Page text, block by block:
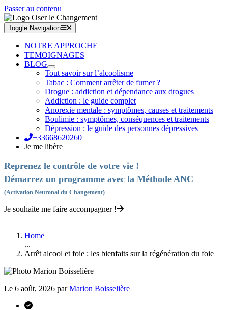
Passer au contenu
Toggle Navigation
NOTRE APPROCHE
TEMOIGNAGES
BLOG
Tout savoir sur l’alcoolisme
Tabac : Comment arrêter de fumer ?
Drogue : addiction et dépendance aux drogues
Addiction : le guide complet
Anorexie mentale : symptômes, causes et traitements
Boulimie : symptômes, conséquences et traitements
Dépression : le guide des personnes dépressives
+33668620260
Je me libère
Reprenez le contrôle de votre vie !
Démarrez un programme avec la Méthode ANC
(Activation Neuronal du Changement)
Je souhaite me faire accompagner !
Home
...
Arrêt alcool et foie : les bienfaits sur la régénération du foie
Le 6 août, 2026 parMarion Boisselière